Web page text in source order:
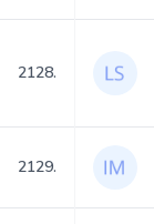
2128.
2129.